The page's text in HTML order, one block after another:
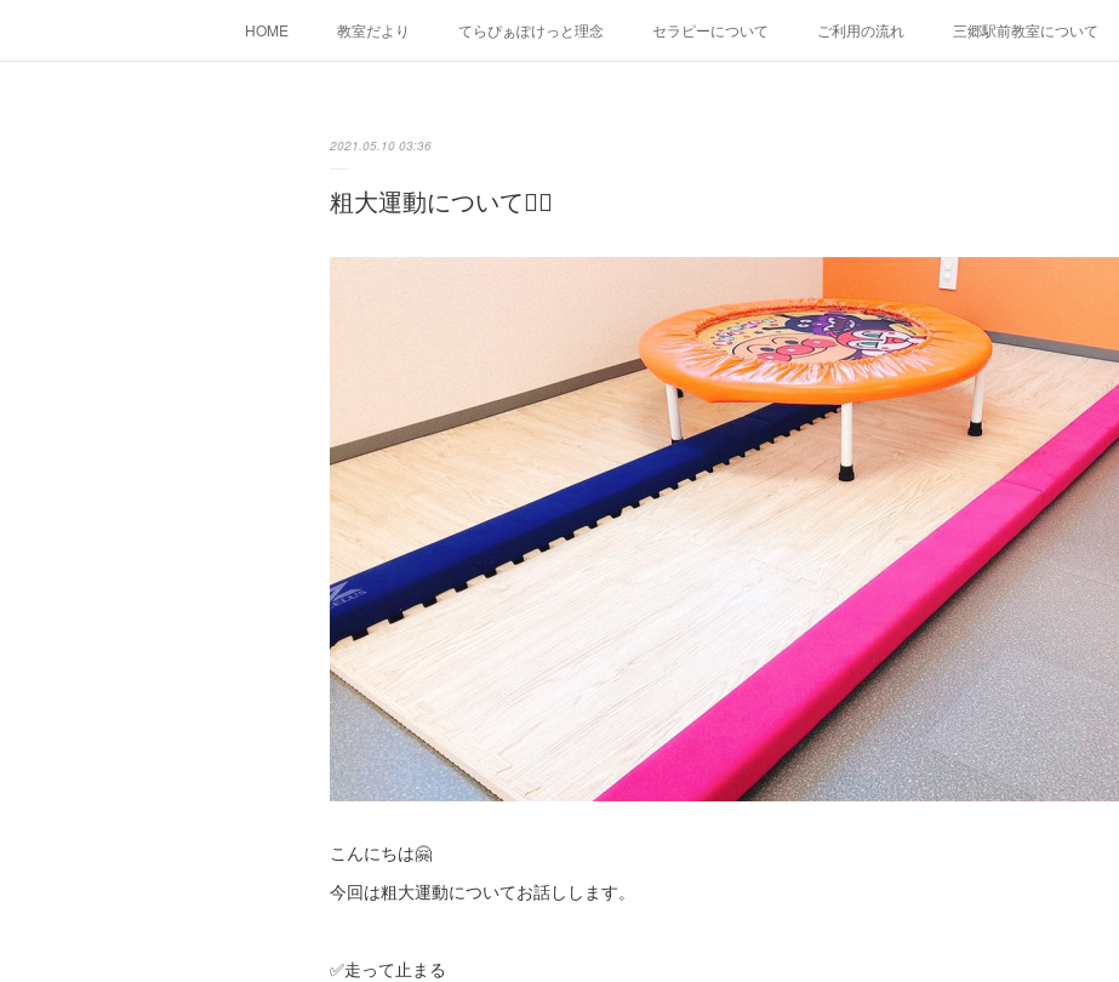
HOME 教室だより てらぴぁぽけっと理念 セラピーについて ご利用の流れ 三郷駅前教室について
2021.05.10 03:36
粗大運動について🤸‍♂️
こんにちは🤗
今回は粗大運動についてお話しします。
✅走って止まる